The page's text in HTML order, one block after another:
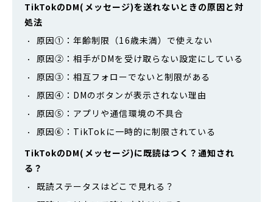
TikTokのDM(メッセージ)を送れないときの原因と対
処法
原因①：年齢制限（16歳未満）で使えない
原因②：相手がDMを受け取らない設定にしている
原因③：相互フォローでないと制限がある
原因④：DMのボタンが表示されない理由
原因⑤：アプリや通信環境の不具合
原因⑥：TikTokに一時的に制限されている
TikTokのDM(メッセージ)に既読はつく？通知され
る？
既読ステータスはどこで見れる？